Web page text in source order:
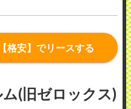
格安】でリースする
ム(旧ゼロックス)